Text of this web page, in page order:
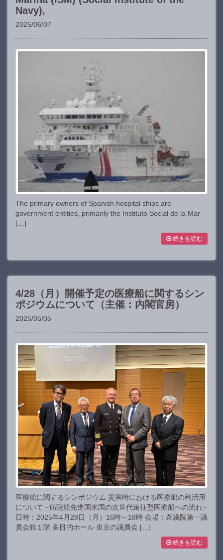
Navy),
2025/06/07
The primary owners of Spanish hospital ships are
government entities, primarily the Instituto Social de la Mar
[…]
続きを読む
4/28（月）開催予定の医療船に関するシン
ポジウムについて（主催：内閣官房）
2025/05/05
医療船に関するシンポジウム 災害時における医療船の利活用
について ~病院船先進国米国の次世代遠征型医療船への流れ~
日時：2025年4月28日（月）16時～18時 会場：衆議院第一議
員会館１階 多目的ホール 東京の議員会 […]
続きを読む